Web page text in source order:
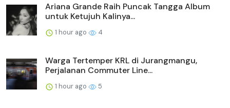
Ariana Grande Raih Puncak Tangga Album
untuk Ketujuh Kalinya...
1 hour ago 4
Warga Tertemper KRL di Jurangmangu,
Perjalanan Commuter Line...
1 hour ago 5